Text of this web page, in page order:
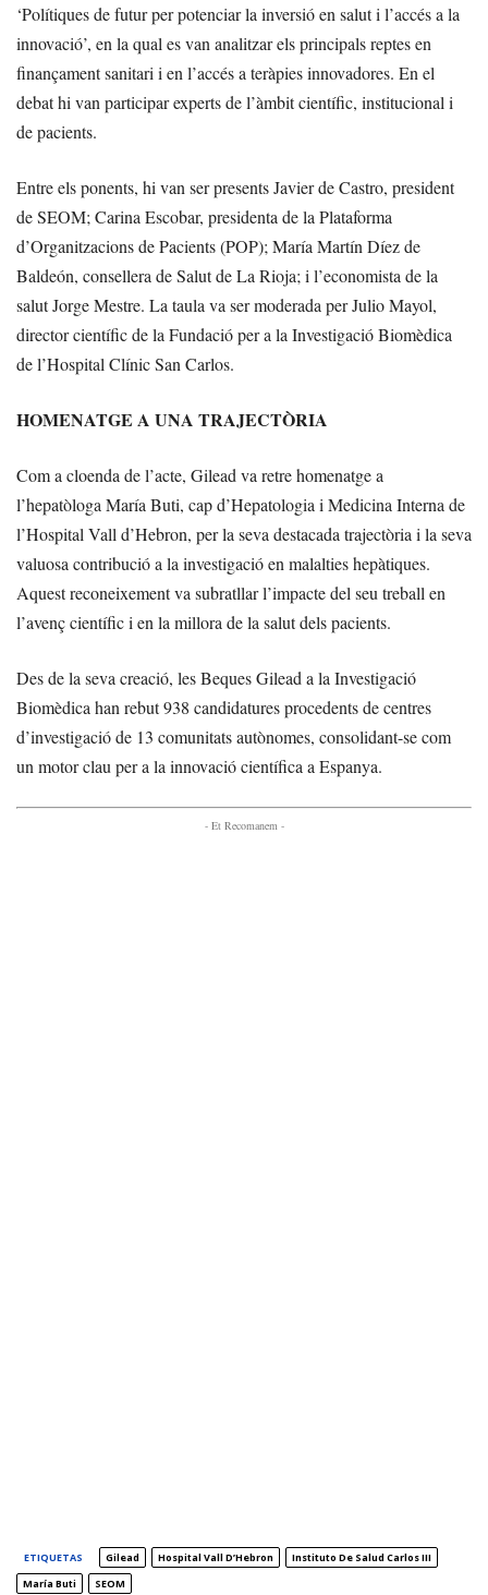
‘Polítiques de futur per potenciar la inversió en salut i l’accés a la
innovació’, en la qual es van analitzar els principals reptes en
finançament sanitari i en l’accés a teràpies innovadores. En el
debat hi van participar experts de l’àmbit científic, institucional i
de pacients.
Entre els ponents, hi van ser presents Javier de Castro, president
de SEOM; Carina Escobar, presidenta de la Plataforma
d’Organitzacions de Pacients (POP); María Martín Díez de
Baldeón, consellera de Salut de La Rioja; i l’economista de la
salut Jorge Mestre. La taula va ser moderada per Julio Mayol,
director científic de la Fundació per a la Investigació Biomèdica
de l’Hospital Clínic San Carlos.
HOMENATGE A UNA TRAJECTÒRIA
Com a cloenda de l’acte, Gilead va retre homenatge a
l’hepatòloga María Buti, cap d’Hepatologia i Medicina Interna de
l’Hospital Vall d’Hebron, per la seva destacada trajectòria i la seva
valuosa contribució a la investigació en malalties hepàtiques.
Aquest reconeixement va subratllar l’impacte del seu treball en
l’avenç científic i en la millora de la salut dels pacients.
Des de la seva creació, les Beques Gilead a la Investigació
Biomèdica han rebut 938 candidatures procedents de centres
d’investigació de 13 comunitats autònomes, consolidant-se com
un motor clau per a la innovació científica a Espanya.
- Et Recomanem -
ETIQUETAS Gilead Hospital Vall D’Hebron
Instituto De Salud Carlos III
María Buti
SEOM